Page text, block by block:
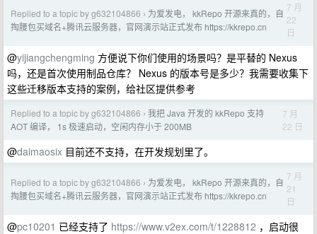
Replied to a topic by g632104866 › 为爱发电， kkRepo 开源来真的，自
掏腰包买域名+腾讯云服务器，官网演示站正式发布 https://kkrepo.cn
7 月
22
日
@yijiangchengming 方便说下你们使用的场景吗？是平替的 Nexus
吗，还是首次使用制品仓库？ Nexus 的版本号是多少？我需要收集下
这些迁移版本支持的案例，给社区提供参考
Replied to a topic by g632104866 › 我把 Java 开发的 kkRepo 支持
AOT 编译， 1s 极速启动，空闲内存小于 200MB
7 月
22 日
@daimaosix 目前还不支持，在开发规划里了。
Replied to a topic by g632104866 › 为爱发电， kkRepo 开源来真的，自
掏腰包买域名+腾讯云服务器，官网演示站正式发布 https://kkrepo.cn
7 月
21
日
@pc10201 已经支持了 https://www.v2ex.com/t/1228812 ，启动很